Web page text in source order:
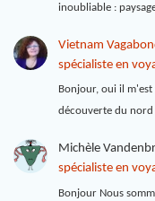
inoubliable :
Vietnam
spécialiste en
Bonjour, oui il
découverte du
Michèle
spécialiste en
Bonjour Nous